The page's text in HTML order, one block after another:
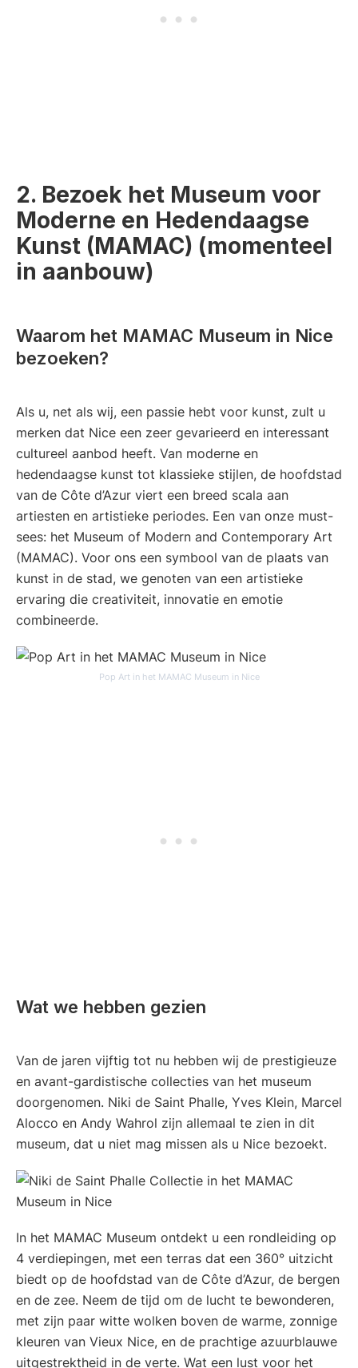
2. Bezoek het Museum voor
Moderne en Hedendaagse
Kunst (MAMAC) (momenteel
in aanbouw)
Waarom het MAMAC Museum in Nice
bezoeken?
Als u, net als wij, een passie hebt voor kunst, zult u
merken dat Nice een zeer gevarieerd en interessant
cultureel aanbod heeft. Van moderne en
hedendaagse kunst tot klassieke stijlen, de hoofdstad
van de Côte d’Azur viert een breed scala aan
artiesten en artistieke periodes. Een van onze must-
sees: het Museum of Modern and Contemporary Art
(MAMAC). Voor ons een symbool van de plaats van
kunst in de stad, we genoten van een artistieke
ervaring die creativiteit, innovatie en emotie
combineerde.
Pop Art in het MAMAC Museum in Nice
Wat we hebben gezien
Van de jaren vijftig tot nu hebben wij de prestigieuze
en avant-gardistische collecties van het museum
doorgenomen. Niki de Saint Phalle, Yves Klein, Marcel
Alocco en Andy Wahrol zijn allemaal te zien in dit
museum, dat u niet mag missen als u Nice bezoekt.
In het MAMAC Museum ontdekt u een rondleiding op
4 verdiepingen, met een terras dat een 360° uitzicht
biedt op de hoofdstad van de Côte d’Azur, de bergen
en de zee. Neem de tijd om de lucht te bewonderen,
met zijn paar witte wolken boven de warme, zonnige
kleuren van Vieux Nice, en de prachtige azuurblauwe
uitgestrektheid in de verte. Wat een lust voor het